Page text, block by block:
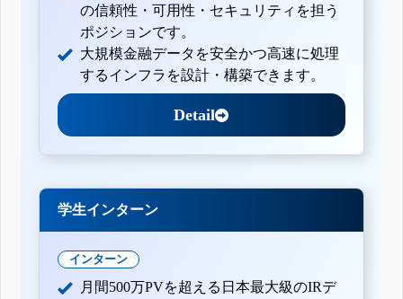
の信頼性・可用性・セキュリティを担う
ポジションです。
大規模金融データを安全かつ高速に処理
するインフラを設計・構築できます。
Detail
学生インターン
インターン
月間500万PVを超える日本最大級のIRデ